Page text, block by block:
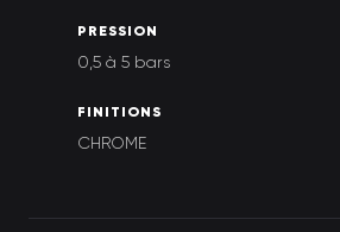
P R ESS O N
0,5 à 5 bars
F N T O NS
CHROME